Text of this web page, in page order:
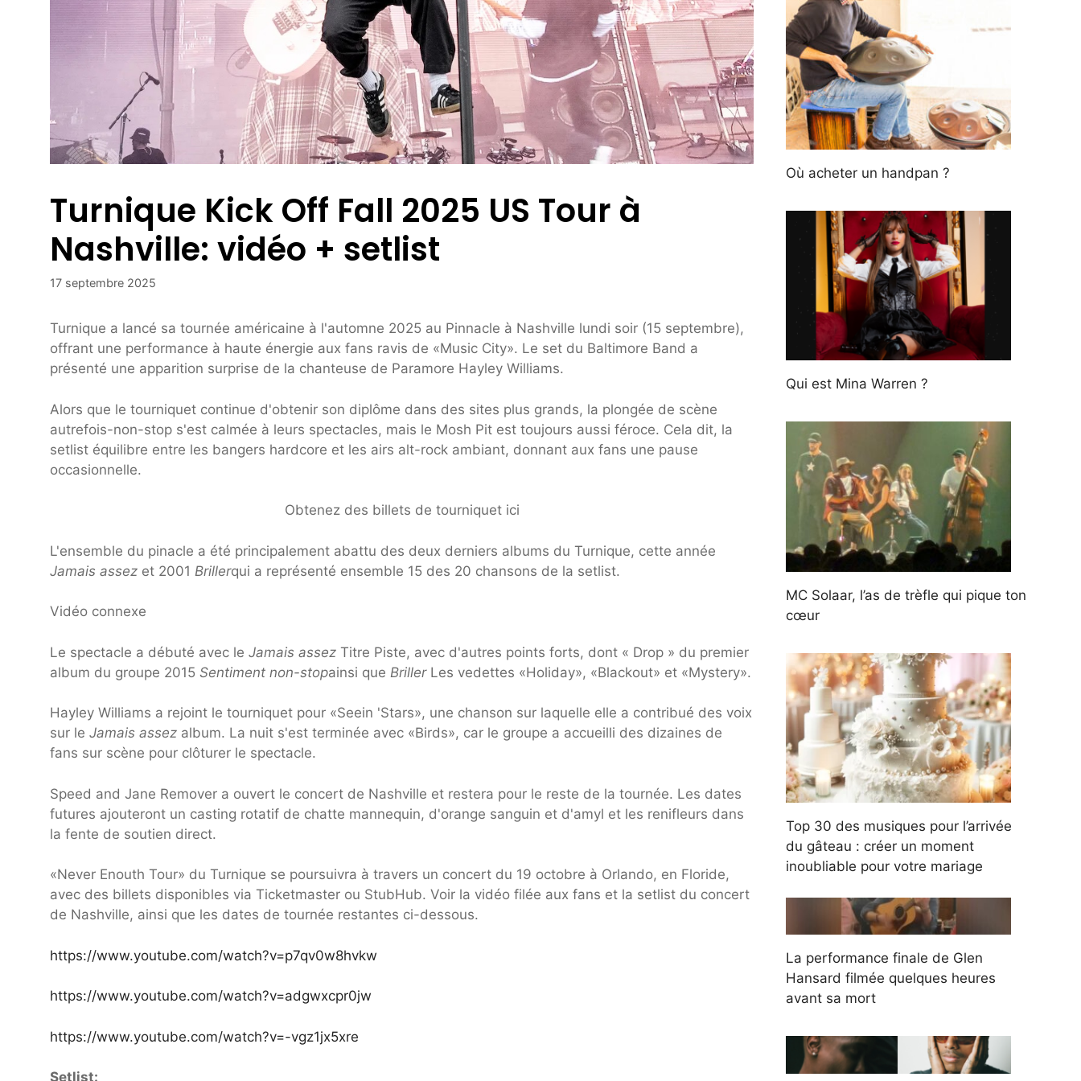
Turnique Kick Off Fall 2025 US Tour à
Nashville: vidéo + setlist
17 septembre 2025
Turnique a lancé sa tournée américaine à l'automne 2025 au Pinnacle à Nashville lundi soir (15 septembre),
offrant une performance à haute énergie aux fans ravis de «Music City». Le set du Baltimore Band a
présenté une apparition surprise de la chanteuse de Paramore Hayley Williams.
Alors que le tourniquet continue d'obtenir son diplôme dans des sites plus grands, la plongée de scène
autrefois-non-stop s'est calmée à leurs spectacles, mais le Mosh Pit est toujours aussi féroce. Cela dit, la
setlist équilibre entre les bangers hardcore et les airs alt-rock ambiant, donnant aux fans une pause
occasionnelle.
Obtenez des billets de tourniquet ici
L'ensemble du pinacle a été principalement abattu des deux derniers albums du Turnique, cette année
Jamais assez et 2001 Brillerqui a représenté ensemble 15 des 20 chansons de la setlist.
Vidéo connexe
Le spectacle a débuté avec le Jamais assez Titre Piste, avec d'autres points forts, dont « Drop » du premier
album du groupe 2015 Sentiment non-stopainsi que BrillerLes vedettes «Holiday», «Blackout» et «Mystery».
Hayley Williams a rejoint le tourniquet pour «Seein 'Stars», une chanson sur laquelle elle a contribué des voix
sur le Jamais assez album. La nuit s'est terminée avec «Birds», car le groupe a accueilli des dizaines de
fans sur scène pour clôturer le spectacle.
Speed ​​and Jane Remover a ouvert le concert de Nashville et restera pour le reste de la tournée. Les dates
futures ajouteront un casting rotatif de chatte mannequin, d'orange sanguin et d'amyl et les renifleurs dans
la fente de soutien direct.
«Never Enouth Tour» du Turnique se poursuivra à travers un concert du 19 octobre à Orlando, en Floride,
avec des billets disponibles via Ticketmaster ou StubHub. Voir la vidéo filée aux fans et la setlist du concert
de Nashville, ainsi que les dates de tournée restantes ci-dessous.
https://www.youtube.com/watch?v=p7qv0w8hvkw
https://www.youtube.com/watch?v=adgwxcpr0jw
https://www.youtube.com/watch?v=-vgz1jx5xre
Setlist:
Où acheter un handpan ?
Qui est Mina Warren ?
MC Solaar, l’as de trèfle qui pique ton
cœur
Top 30 des musiques pour l’arrivée
du gâteau : créer un moment
inoubliable pour votre mariage
La performance finale de Glen
Hansard filmée quelques heures
avant sa mort